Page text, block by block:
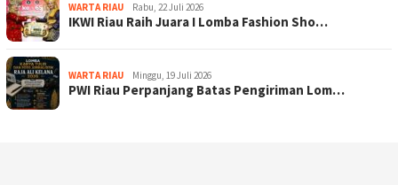
WARTA RIAU Rabu, 22 Juli 2026
IKWI Riau Raih Juara I Lomba Fashion Sho…
WARTA RIAU Minggu, 19 Juli 2026
PWI Riau Perpanjang Batas Pengiriman Lom…